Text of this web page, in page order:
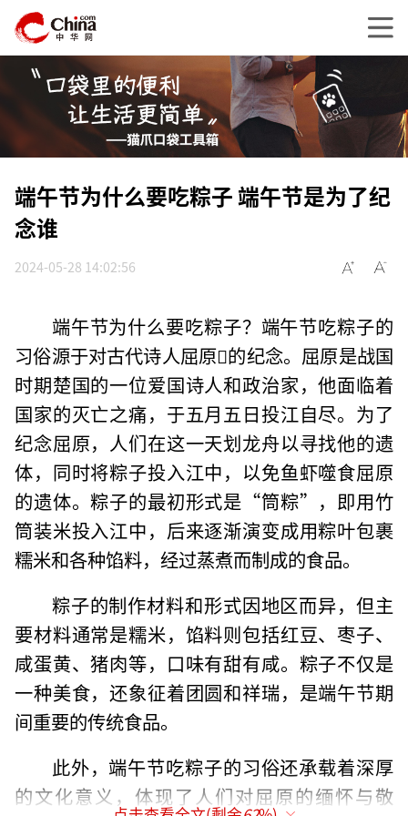
端午节为什么要吃粽子 端午节是为了纪
念谁
2024-05-28 14:02:56
端午节为什么要吃粽子？端午节吃粽子的
习俗源于对古代诗人屈原的纪念。屈原是战国
时期楚国的一位爱国诗人和政治家，他面临着
国家的灭亡之痛，于五月五日投江自尽。为了
纪念屈原，人们在这一天划龙舟以寻找他的遗
体，同时将粽子投入江中，以免鱼虾噬食屈原
的遗体。粽子的最初形式是“筒粽”，即用竹
筒装米投入江中，后来逐渐演变成用粽叶包裹
糯米和各种馅料，经过蒸煮而制成的食品。
粽子的制作材料和形式因地区而异，但主
要材料通常是糯米，馅料则包括红豆、枣子、
咸蛋黄、猪肉等，口味有甜有咸。粽子不仅是
一种美食，还象征着团圆和祥瑞，是端午节期
间重要的传统食品。
此外，端午节吃粽子的习俗还承载着深厚
的文化意义，体现了人们对屈原的缅怀与敬